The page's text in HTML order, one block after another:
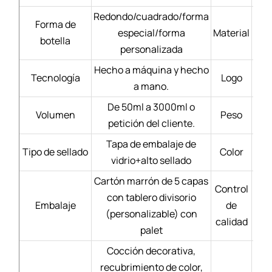
Forma de
botella
Redondo/cuadrado/forma
especial/forma
personalizada
Material
Tecnología
Hecho a máquina y hecho
a mano.
Logo
Volumen
De 50ml a 3000ml o
petición del cliente.
Peso
Tipo de sellado
Tapa de embalaje de
vidrio+alto sellado
Color
Embalaje
Cartón marrón de 5 capas
con tablero divisorio
(personalizable) con
palet
Control
de
calidad
Cocción decorativa,
recubrimiento de color,